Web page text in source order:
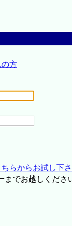
方
らからお試し下
でお越しくださ